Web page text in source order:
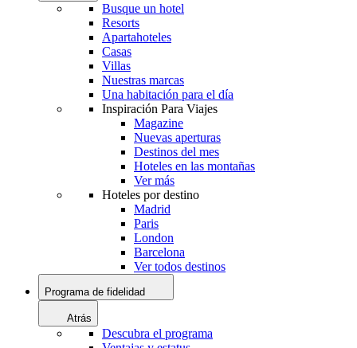
Busque un hotel
Resorts
Apartahoteles
Casas
Villas
Nuestras marcas
Una habitación para el día
Inspiración Para Viajes
Magazine
Nuevas aperturas
Destinos del mes
Hoteles en las montañas
Ver más
Hoteles por destino
Madrid
Paris
London
Barcelona
Ver todos destinos
Programa de fidelidad
Atrás
Descubra el programa